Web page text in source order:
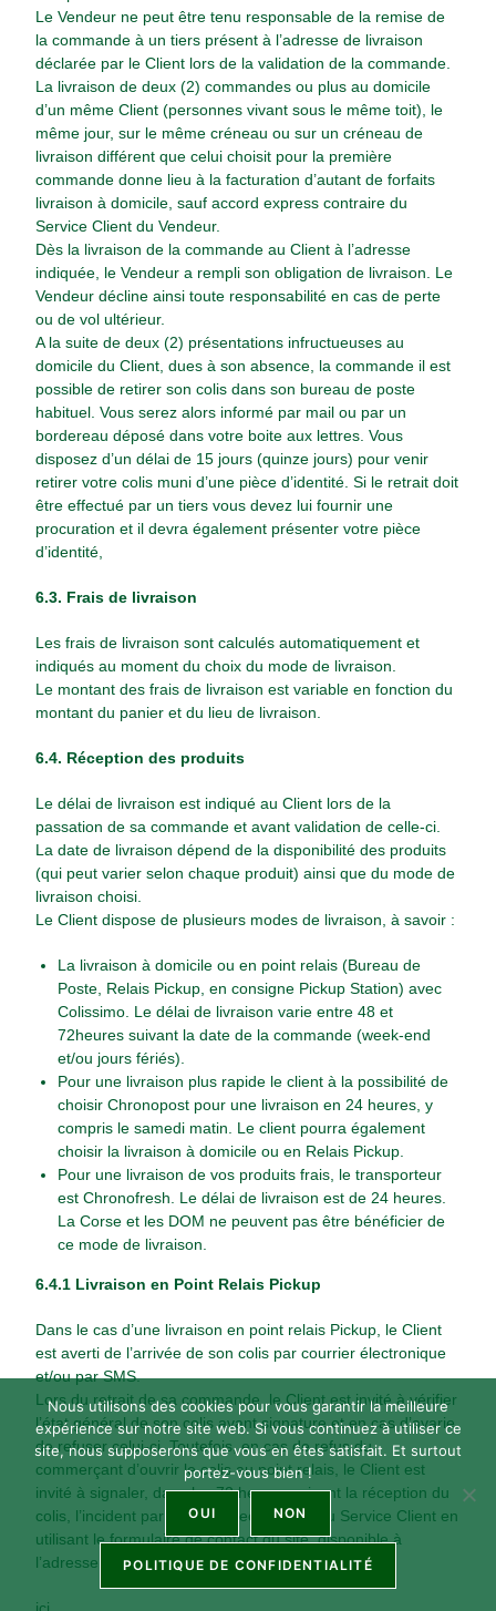
Le Vendeur ne peut être tenu responsable de la remise de
la commande à un tiers présent à l’adresse de livraison
déclarée par le Client lors de la validation de la commande.
La livraison de deux (2) commandes ou plus au domicile
d’un même Client (personnes vivant sous le même toit), le
même jour, sur le même créneau ou sur un créneau de
livraison différent que celui choisit pour la première
commande donne lieu à la facturation d’autant de forfaits
livraison à domicile, sauf accord express contraire du
Service Client du Vendeur.
Dès la livraison de la commande au Client à l’adresse
indiquée, le Vendeur a rempli son obligation de livraison. Le
Vendeur décline ainsi toute responsabilité en cas de perte
ou de vol ultérieur.
A la suite de deux (2) présentations infructueuses au
domicile du Client, dues à son absence, la commande il est
possible de retirer son colis dans son bureau de poste
habituel. Vous serez alors informé par mail ou par un
bordereau déposé dans votre boite aux lettres. Vous
disposez d’un délai de 15 jours (quinze jours) pour venir
retirer votre colis muni d’une pièce d’identité. Si le retrait doit
être effectué par un tiers vous devez lui fournir une
procuration et il devra également présenter votre pièce
d’identité,
6.3. Frais de livraison
Les frais de livraison sont calculés automatiquement et
indiqués au moment du choix du mode de livraison.
Le montant des frais de livraison est variable en fonction du
montant du panier et du lieu de livraison.
6.4. Réception des produits
Le délai de livraison est indiqué au Client lors de la
passation de sa commande et avant validation de celle-ci.
La date de livraison dépend de la disponibilité des produits
(qui peut varier selon chaque produit) ainsi que du mode de
livraison choisi.
Le Client dispose de plusieurs modes de livraison, à savoir :
La livraison à domicile ou en point relais (Bureau de
Poste, Relais Pickup, en consigne Pickup Station) avec
Colissimo. Le délai de livraison varie entre 48 et
72heures suivant la date de la commande (week-end
et/ou jours fériés).
Pour une livraison plus rapide le client à la possibilité de
choisir Chronopost pour une livraison en 24 heures, y
compris le samedi matin. Le client pourra également
choisir la livraison à domicile ou en Relais Pickup.
Pour une livraison de vos produits frais, le transporteur
est Chronofresh. Le délai de livraison est de 24 heures.
La Corse et les DOM ne peuvent pas être bénéficier de
ce mode de livraison.
6.4.1 Livraison en Point Relais Pickup
Dans le cas d’une livraison en point relais Pickup, le Client
est averti de l’arrivée de son colis par courrier électronique
et/ou par SMS.
Lors du retrait de sa commande, le Client est invité à vérifier
l’état général de son colis avant signature et en cas d’avarie
de refuser celui-ci. Toutefois, en cas de refus du
commerçant d’ouvrir le colis au point relais, le Client est
invité à signaler, dans les 72 heures suivant la réception du
colis, l’incident par courrier électronique au Service Client en
utilisant le formulaire de contact du site, disponible à
l’adresse suivante :
Nous utilisons des cookies pour vous garantir la meilleure
expérience sur notre site web. Si vous continuez à utiliser ce
site, nous supposerons que vous en êtes satisfait. Et surtout
portez-vous bien !
OUI NON
POLITIQUE DE CONFIDENTIALITÉ